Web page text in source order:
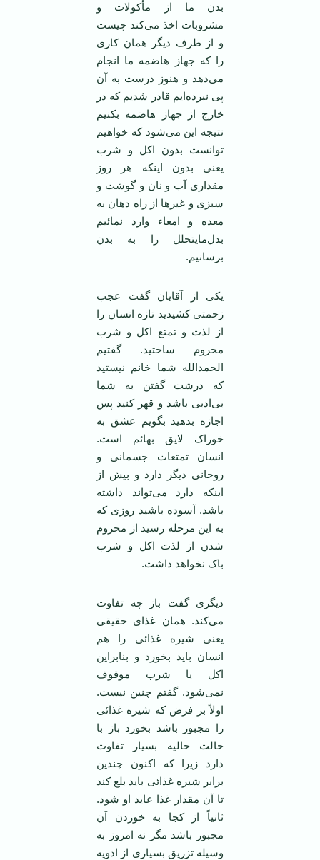
بدن ما از مأکولات و
مشروبات اخذ می‌کند چیست
و از طرف دیگر‌‌ همان کاری
را که جهاز هاضمه ما انجام
می‌دهد و هنوز درست به آن
پی نبرده‌ایم قادر شدیم که در
خارج از جهاز هاضمه بکنیم
نتیجه این می‌شود که خواهیم
توانست بدون اکل و شرب
یعنی بدون اینکه هر روز
مقداری آب و نان و گوشت و
سبزی و غیر‌ها از راه دهان به
معده و امعاء وارد نمائیم
بدل‌مایتحلل را به بدن
برسانیم.
یکی از آقایان گفت عجب
زحمتی کشیدید تازه انسان را
از لذت و تمتع اکل و شرب
محروم ساختید. گفتیم
الحمدالله شما خانم نیستید
که درشت گفتن به شما
بی‌ادبی باشد و قهر کنید پس
اجازه بدهید بگویم عشق به
خوراک لایق بهائم است.
انسان تمتعات جسمانی و
روحانی دیگر دارد و بیش از
اینکه دارد می‌تواند داشته
باشد. آسوده باشید روزی که
به این مرحله رسید از محروم
شدن از لذت اکل و شرب
باک نخواهد داشت.
دیگری گفت باز چه تفاوت
می‌کند. همان غذای حقیقی
یعنی شیره غذائی را هم
انسان باید بخورد و بنابراین
اکل یا شرب موقوف
نمی‌شود. گفتم چنین نیست.
اولاً بر فرض که شیره غذائی
را مجبور باشد بخورد باز با
حالت حالیه بسیار تفاوت
دارد زیرا که اکنون چندین
برابر شیره غذائی باید بلع کند
تا آن مقدار غذا عاید او شود.
ثانیاً از کجا به خوردن آن
مجبور باشد مگر نه امروز به
وسیله تزریق بسیاری از ادویه